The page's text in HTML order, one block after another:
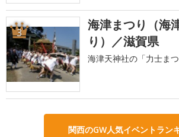
3
海津まつり（海
り）／滋賀県
海津天神社の「力士まつ
関西のGW人気イベントラン